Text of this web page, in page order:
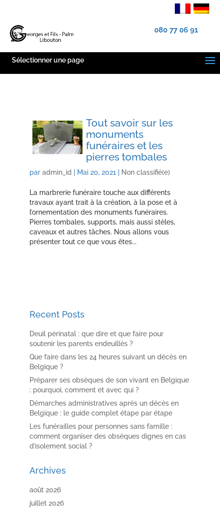
080 77 06 91
Sélectionner une page
Tout savoir sur les
monuments
funéraires et les
pierres tombales
par admin_id Mai 20, 2021| Non classifié(e)
La marbrerie funéraire touche aux différents
travaux ayant trait à la création, à la pose et à
l’ornementation des monuments funéraires.
Pierres tombales, supports, mais aussi stèles,
caveaux et autres tâches. Nous allons vous
présenter tout ce que vous êtes...
Recent Posts
Deuil périnatal : que dire et que faire pour
soutenir les parents endeuillés ?
Que faire dans les 24 heures suivant un décès en
Belgique ?
Préparer ses obsèques de son vivant en Belgique
: pourquoi, comment et avec qui ?
Démarches administratives après un décès en
Belgique : le guide complet étape par étape
Les funérailles pour personnes sans famille :
comment organiser des obsèques dignes en cas
d’isolement social ?
Archives
août 2026
juillet 2026